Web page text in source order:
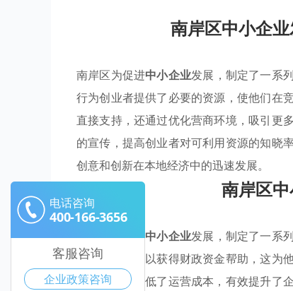
南岸区中小企
南岸区为促进中小企业发展，制定了一系列
行为创业者提供了必要的资源，使他们在
直接支持，还通过优化营商环境，吸引更
的宣传，提高创业者对可利用资源的知晓
创意和创新在本地经济中的迅速发展。
南岸区
南岸区为促进中小企业发展，制定了一系
后，创业者可以获得财政资金帮助，这为
税收减免，降低了运营成本，有效提升了
电话咨询
400-166-3656
客服咨询
企业政策咨询